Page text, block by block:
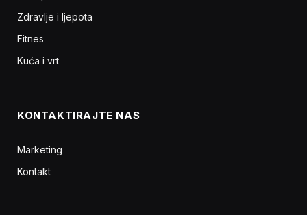
Zdravlje i ljepota
Fitnes
Kuća i vrt
KONTAKTIRAJTE NAS
Marketing
Kontakt